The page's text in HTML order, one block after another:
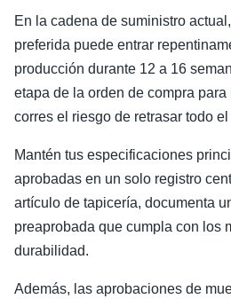
En la cadena de suministro
preferida puede entrar
producción durante 12 a 16
etapa de la orden de compra
corres el riesgo de retrasar todo
Mantén tus especificaciones
aprobadas en un solo registro
artículo de tapicería, documenta
preaprobada que cumpla con los
durabilidad.
Además, las aprobaciones de